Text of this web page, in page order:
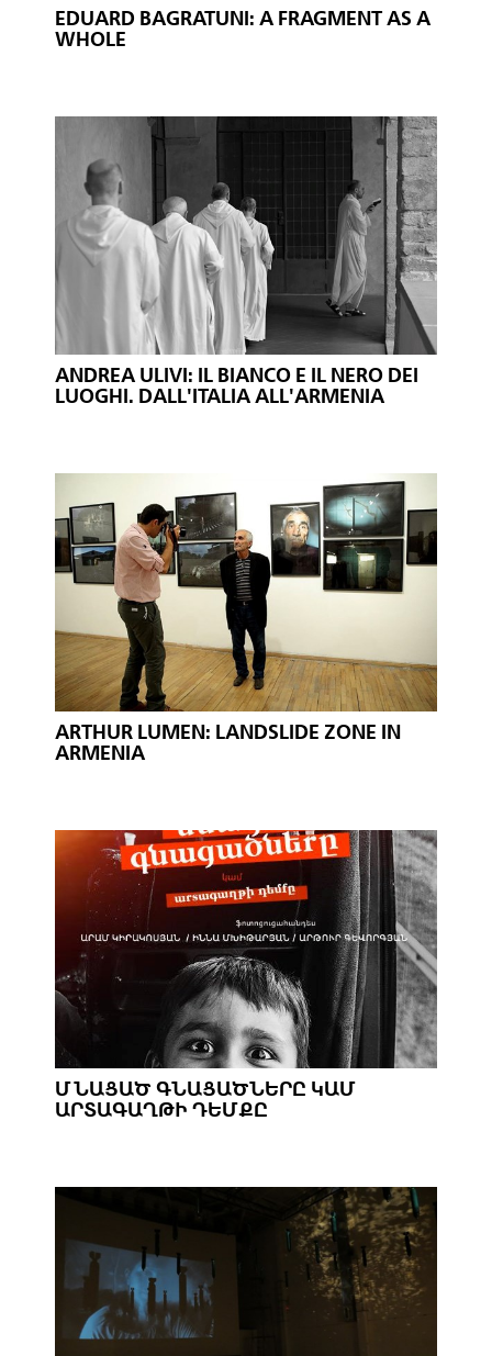
EDUARD BAGRATUNI: A FRAGMENT AS A
WHOLE
ANDREA ULIVI: IL BIANCO E IL NERO DEI
LUOGHI. DALL'ITALIA ALL'ARMENIA
ARTHUR LUMEN: LANDSLIDE ZONE IN
ARMENIA
ՄՆԱՑԱԾ ԳՆԱՑԱԾՆԵՐԸ ԿԱՄ
ԱՐՏԱԳԱՂԹԻ ԴԵՄՔԸ